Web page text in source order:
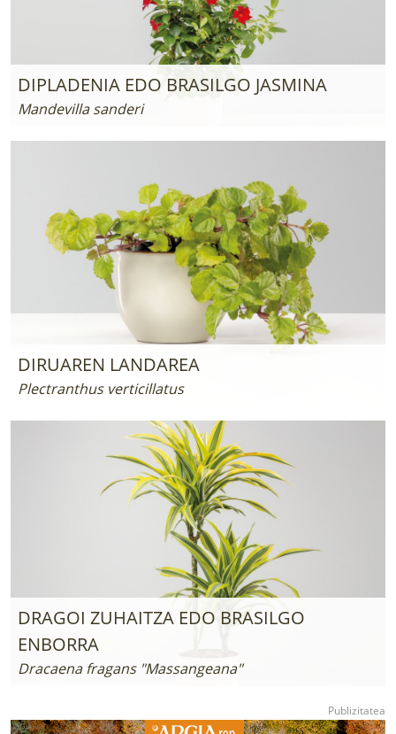
DIPLADENIA EDO BRASILGO JASMINA
Mandevilla sanderi
DIRUAREN LANDAREA
Plectranthus verticillatus
DRAGOI ZUHAITZA EDO BRASILGO
ENBORRA
Dracaena fragans "Massangeana"